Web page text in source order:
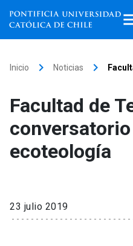
Facultades, escuelas e
institutos
Investigación
Extensión
Inicio keyboard_arrow_right Noticias keyboard_arrow_right
Facultad de
ecoteología
23 julio 2019